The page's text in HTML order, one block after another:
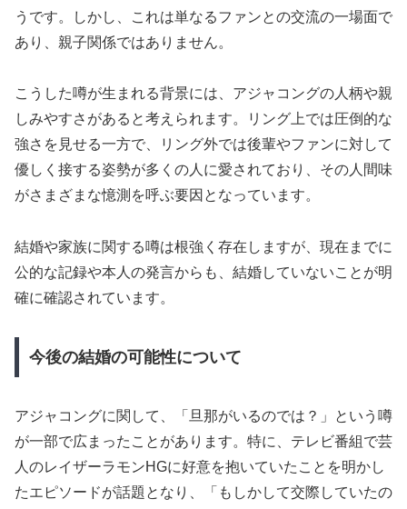
うです。しかし、これは単なるファンとの交流の一場面で
あり、親子関係ではありません。
こうした噂が生まれる背景には、アジャコングの人柄や親
しみやすさがあると考えられます。リング上では圧倒的な
強さを見せる一方で、リング外では後輩やファンに対して
優しく接する姿勢が多くの人に愛されており、その人間味
がさまざまな憶測を呼ぶ要因となっています。
結婚や家族に関する噂は根強く存在しますが、現在までに
公的な記録や本人の発言からも、結婚していないことが明
確に確認されています。
今後の結婚の可能性について
アジャコングに関して、「旦那がいるのでは？」という噂
が一部で広まったことがあります。特に、テレビ番組で芸
人のレイザーラモンHGに好意を抱いていたことを明かし
たエピソードが話題となり、「もしかして交際していたの